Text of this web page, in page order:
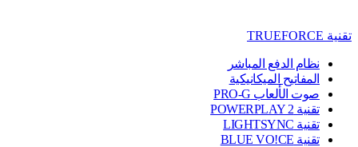
تقنية TRUEFORCE
نظام الدفع المباشر
المفاتيح الميكانيكية
صوت الألعاب PRO-G
تقنية ‏POWERPLAY 2
تقنية LIGHTSYNC
تقنية BLUE VO!CE